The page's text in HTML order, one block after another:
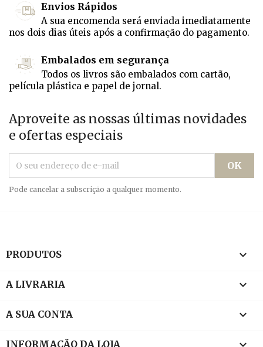
Envios Rápidos
A sua encomenda será enviada imediatamente
nos dois dias úteis após a confirmação do pagamento.
Embalados em segurança
Todos os livros são embalados com cartão,
película plástica e papel de jornal.
Aproveite as nossas últimas novidades
e ofertas especiais
Pode cancelar a subscrição a qualquer momento.
PRODUTOS 
A LIVRARIA 
A SUA CONTA 
INFORMAÇÃO DA LOJA